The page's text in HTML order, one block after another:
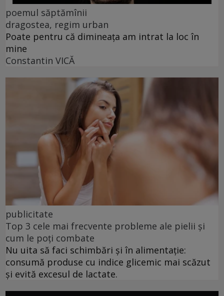
poemul săptămînii
dragostea, regim urban
Poate pentru că dimineața am intrat la loc în
mine
Constantin VICĂ
publicitate
Top 3 cele mai frecvente probleme ale pielii și
cum le poți combate
Nu uita să faci schimbări și în alimentație:
consumă produse cu indice glicemic mai scăzut
și evită excesul de lactate.